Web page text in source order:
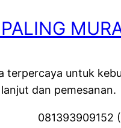
terpercaya untuk
dan pemesanan.
081393909152